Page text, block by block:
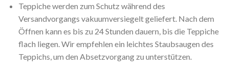
Teppiche werden zum Schutz während des
Versandvorgangs vakuumversiegelt geliefert. Nach dem
Öffnen kann es bis zu 24 Stunden dauern, bis die Teppiche
flach liegen. Wir empfehlen ein leichtes Staubsaugen des
Teppichs, um den Absetzvorgang zu unterstützen.